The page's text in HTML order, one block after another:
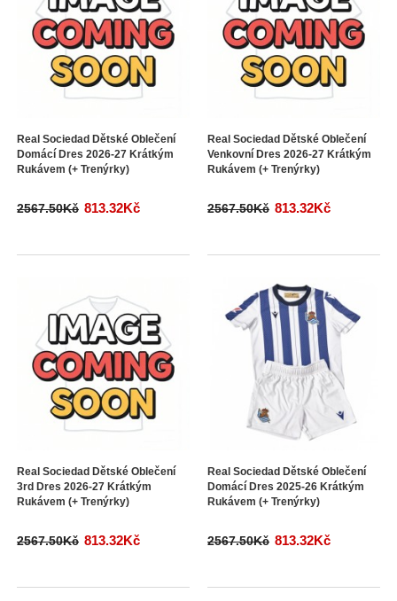
Real Sociedad Dětské Oblečení
Domácí Dres 2026-27 Krátkým
Rukávem (+ Trenýrky)
2567.50Kč 813.32Kč
Real Sociedad Dětské Oblečení
Venkovní Dres 2026-27 Krátkým
Rukávem (+ Trenýrky)
2567.50Kč 813.32Kč
Real Sociedad Dětské Oblečení
3rd Dres 2026-27 Krátkým
Rukávem (+ Trenýrky)
2567.50Kč 813.32Kč
Real Sociedad Dětské Oblečení
Domácí Dres 2025-26 Krátkým
Rukávem (+ Trenýrky)
2567.50Kč 813.32Kč